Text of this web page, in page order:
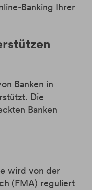
Banking Ihrer
Banken in
Die
Banken
wird von der
(FMA) reguliert